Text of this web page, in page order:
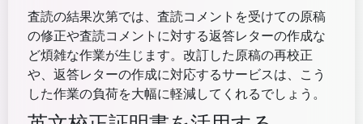
査読の結果次第では、査読コメントを受けての原稿
の修正や査読コメントに対する返答レターの作成な
ど煩雑な作業が生じます。改訂した原稿の再校正
や、返答レターの作成に対応するサービスは、こう
した作業の負荷を大幅に軽減してくれるでしょう。